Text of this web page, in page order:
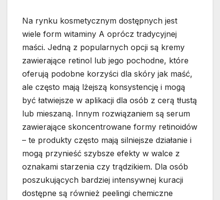
Na rynku kosmetycznym dostępnych jest
wiele form witaminy A oprócz tradycyjnej
maści. Jedną z popularnych opcji są kremy
zawierające retinol lub jego pochodne, które
oferują podobne korzyści dla skóry jak maść,
ale często mają lżejszą konsystencję i mogą
być łatwiejsze w aplikacji dla osób z cerą tłustą
lub mieszaną. Innym rozwiązaniem są serum
zawierające skoncentrowane formy retinoidów
– te produkty często mają silniejsze działanie i
mogą przynieść szybsze efekty w walce z
oznakami starzenia czy trądzikiem. Dla osób
poszukujących bardziej intensywnej kuracji
dostępne są również peelingi chemiczne